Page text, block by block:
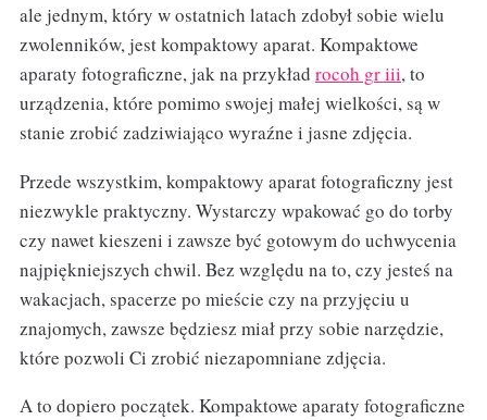
ale jednym, który w ostatnich latach zdobył sobie wielu
zwolenników, jest kompaktowy aparat. Kompaktowe
aparaty fotograficzne, jak na przykład rocoh gr iii, to
urządzenia, które pomimo swojej małej wielkości, są w
stanie zrobić zadziwiająco wyraźne i jasne zdjęcia.
Przede wszystkim, kompaktowy aparat fotograficzny jest
niezwykle praktyczny. Wystarczy wpakować go do torby
czy nawet kieszeni i zawsze być gotowym do uchwycenia
najpiękniejszych chwil. Bez względu na to, czy jesteś na
wakacjach, spacerze po mieście czy na przyjęciu u
znajomych, zawsze będziesz miał przy sobie narzędzie,
które pozwoli Ci zrobić niezapomniane zdjęcia.
A to dopiero początek. Kompaktowe aparaty fotograficzne